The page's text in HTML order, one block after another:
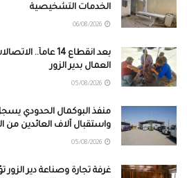
الخدمات التشخيصية
بعد انقطاع 14
العمال بدير الزور
منفذ البوكمال الحدودي
واستقبال آلاف العائدين من
غرفة تجارة وصناعة دير